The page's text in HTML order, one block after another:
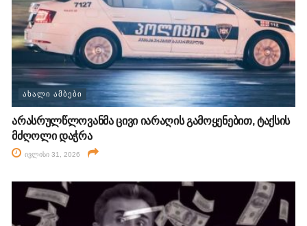
ᲐᲮᲐᲚᲘ ᲐᲛᲑᲔᲑᲘ
არასრულწლოვანმა ცივი იარაღის გამოყენებით, ტაქსის
მძღოლი დაჭრა
ივლისი 31, 2026